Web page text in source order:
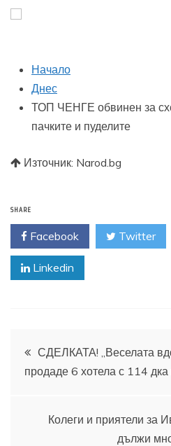
Начало
Днес
ТОП ЧЕНГЕ обвинен за
пачките и пуделите
Източник: Narod.bg
SHARE
Facebook Twitter
Linkedin
Навигация
СДЕЛКАТА! „Веселата
продаде 6 хотела с 114
Колеги и приятели за
дължи